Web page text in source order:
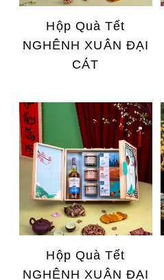
Hộp Quà Tết
NGHÊNH XUÂN ĐẠI
CÁT
Hộp Quà Tết
NGHÊNH XUÂN ĐẠI